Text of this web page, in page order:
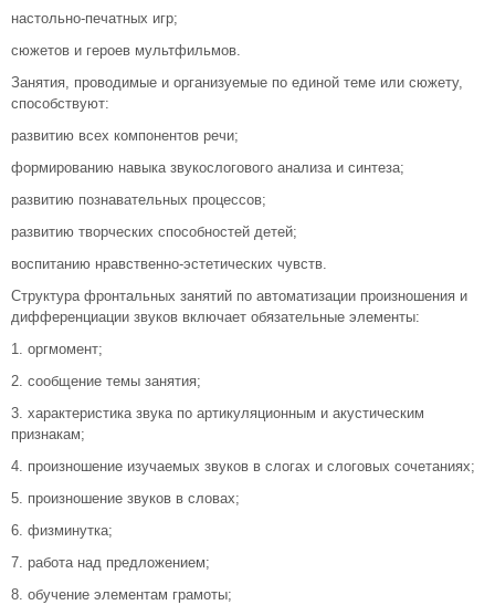
настольно-печатных игр;
сюжетов и героев мультфильмов.
Занятия, проводимые и организуемые по единой теме или сюжету,
способствуют:
развитию всех компонентов речи;
формированию навыка звукослогового анализа и синтеза;
развитию познавательных процессов;
развитию творческих способностей детей;
воспитанию нравственно-эстетических чувств.
Структура фронтальных занятий по автоматизации произношения и
дифференциации звуков включает обязательные элементы:
1. оргмомент;
2. сообщение темы занятия;
3. характеристика звука по артикуляционным и акустическим
признакам;
4. произношение изучаемых звуков в слогах и слоговых сочетаниях;
5. произношение звуков в словах;
6. физминутка;
7. работа над предложением;
8. обучение элементам грамоты;